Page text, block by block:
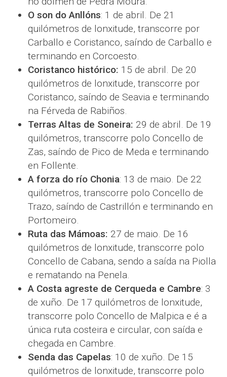
O son do Anllóns: 1 de abril. De 21
quilómetros de lonxitude, transcorre por
Carballo e Coristanco, saíndo de Carballo e
terminando en Corcoesto.
Coristanco histórico: 15 de abril. De 20
quilómetros de lonxitude, transcorre por
Coristanco, saíndo de Seavia e terminando
na Férveda de Rabiños.
Terras Altas de Soneira: 29 de abril. De 19
quilómetros, transcorre polo Concello de
Zas, saíndo de Pico de Meda e terminando
en Follente.
A forza do río Chonia: 13 de maio. De 22
quilómetros, transcorre polo Concello de
Trazo, saíndo de Castrillón e terminando en
Portomeiro.
Ruta das Mámoas: 27 de maio. De 16
quilómetros de lonxitude, transcorre polo
Concello de Cabana, sendo a saída na Piolla
e rematando na Penela.
A Costa agreste de Cerqueda e Cambre: 3
de xuño. De 17 quilómetros de lonxitude,
transcorre polo Concello de Malpica e é a
única ruta costeira e circular, con saída e
chegada en Cambre.
Senda das Capelas: 10 de xuño. De 15
quilómetros de lonxitude, transcorre polo